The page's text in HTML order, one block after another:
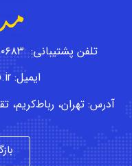
تلفن پشتیبانی: ۲۰۲۰۶۸۳ – ۰۹۳۹ | ۵۶۴۲۱۳۷۸ – ۰۲۱
ایمیل: info@madareweb.ir
آدرس: تهران، رباط‌کریم،